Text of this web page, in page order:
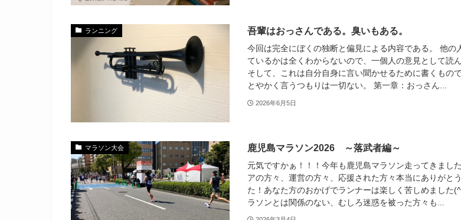
ランニング 吾輩はおっさんである。臭いもある。
今回は完全にぼくの独断と偏見による内容である。 他の
ているかは全くわからないので、一個人の意見として読ん
そして、これは自分自身に言い聞かせるために書くもの
とやかく言うつもりは一切ない。 第一章：おっさん...
2026年6月5日
マラソン大会 鹿児島マラソン2026 ～落武者編～
元気ですかぁ！！！今年も鹿児島マラソン走ってきまし
アの方々、運営の方々、応援された方々本当にありがと
た！あなた方のおかげでランナーは楽しく苦しめました
ラソンとは関係のない、むしろ迷惑を被った方々も...